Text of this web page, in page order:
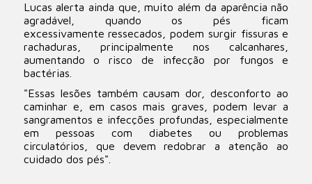
Lucas alerta ainda que, muito além da aparência não
agradável, quando os pés ficam
excessivamente ressecados, podem surgir fissuras e
rachaduras, principalmente nos calcanhares,
aumentando o risco de infecção por fungos e
bactérias.
"Essas lesões também causam dor, desconforto ao
caminhar e, em casos mais graves, podem levar a
sangramentos e infecções profundas, especialmente
em pessoas com diabetes ou problemas
circulatórios, que devem redobrar a atenção ao
cuidado dos pés".